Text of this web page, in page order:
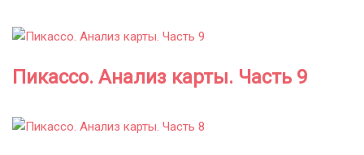
Пикассо. Анализ карты. Часть 9